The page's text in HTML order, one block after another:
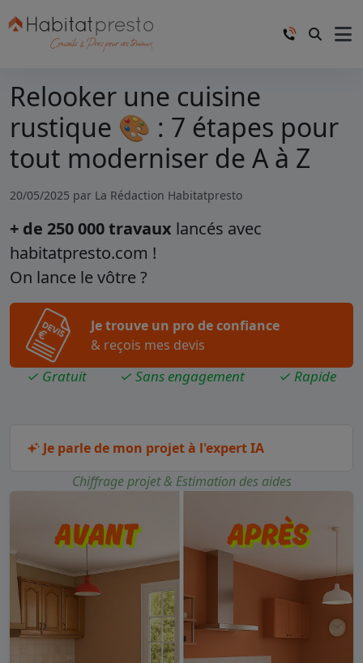
Relooker une cuisine
rustique 🎨 : 7 étapes pour
tout moderniser de A à Z
20/05/2025 par La Rédaction Habitatpresto
+ de 250 000 travaux lancés avec
habitatpresto.com !
On lance le vôtre ?
Je trouve un pro de confiance
& reçois mes devis
✓ Gratuit ✓ Sans engagement ✓ Rapide
Je parle de mon projet à l'expert IA
Chiffrage projet & Estimation des aides